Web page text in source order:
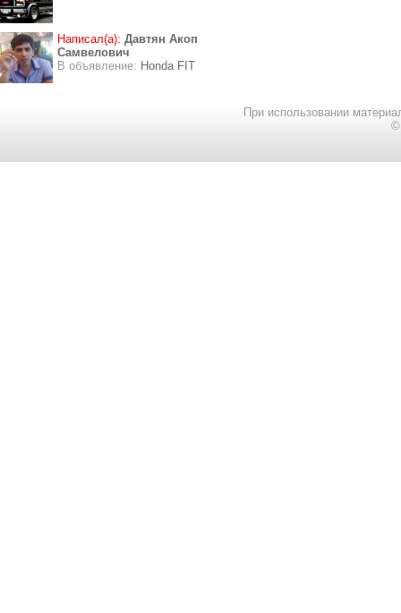
Написал(а): Давтян Акоп
Самвелович
В объявление: Honda FIT
При использовании